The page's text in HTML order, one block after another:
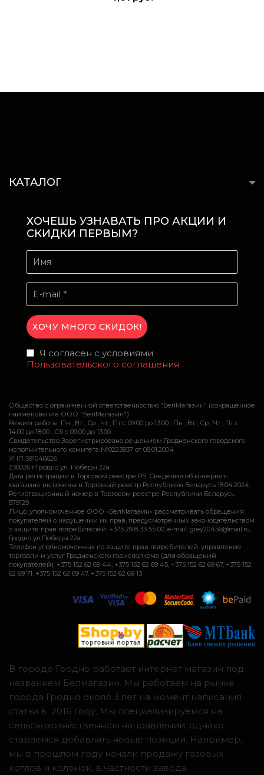
КАТАЛОГ
ХОЧЕШЬ УЗНАВАТЬ ПРО АКЦИИ И
СКИДКИ ПЕРВЫМ?
Я согласен с условиями
Пользовательского соглашения
Общество с ограниченной ответственностью "БелМагазин" (сокращенное
наименование ООО "БелМагазин")
Режим работы: Пн , Вт , Ср , Чт , Пт c 09:00 до 13:00 ; Пн , Вт , Ср , Чт , Пт c
14:00 до 18:00 ; Сб c 09:00 до 13:00
Свидетельство Зарегистрировано решением Гродненского городского
исполнительного комитета №0223837 от 08.01.2004
УНП 591046626
230026 г.Гродно ул. Победы 22а
Дата регистрации в Торговом реестре РБ: Сведения об интернет-
магазине включены в Торговый реестр Республики Беларусь 18.04.2024,
Регистрационный номер в Торговом реестре Республики Беларусь
579129
Лицо, уполномоченное ООО «БелМагазин» рассматривать обращения
покупателей о нарушении их прав, предусмотренных законодательством
о защите прав потребителей: +375 29 8 33 55 00, e-mail: grey20456@mail.ru,
Гродно ул.Победы 22а
Телефон уполномоченных по защите прав потребителей: управление
торговли и услуг Гродненского горисполкома (для обращений
покупателей): +375 152 62 69 44, +375 152 62 69 45, +375 152 62 69 67, +375 152
62 69 71, +375 152 62 69 47, +375 152 62 69 13
В городе Гродно работает интернет магазин под
названием Белмагазин. Мы работаем на рынке
города Гродно около 3 лет на момент написания
статьи в 2016 году. Мы специализируемся на
сельскохозяйственном направлении, однако
стараемся добавлять новые позиции. Например,
мы в прошлом году начали продажу газовых
котлов и колонок, в частности завода